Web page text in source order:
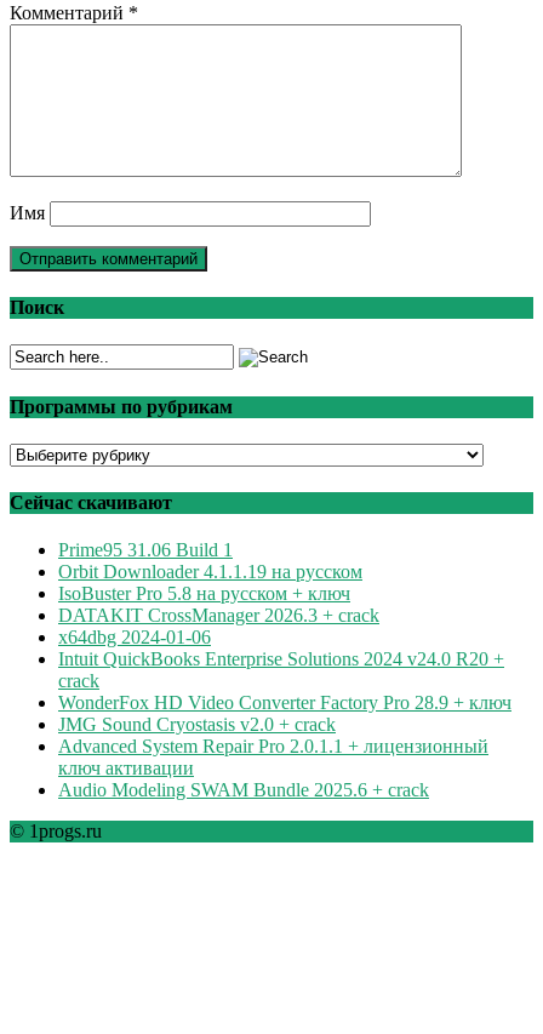
Комментарий *
Имя
Поиск
Программы по рубрикам
Программы
рубрикам
Сейчас скачивают
Prime95 31.06 Build 1
Orbit Downloader 4.1.1.19 на русском
IsoBuster Pro 5.8 на русском + ключ
DATAKIT CrossManager 2026.3 + crack
x64dbg 2024-01-06
Intuit QuickBooks Enterprise Solutions 2024 v24.0 R20 +
crack
WonderFox HD Video Converter Factory Pro 28.9 + ключ
JMG Sound Cryostasis v2.0 + crack
Advanced System Repair Pro 2.0.1.1 + лицензионный
ключ активации
Audio Modeling SWAM Bundle 2025.6 + crack
© 1progs.ru